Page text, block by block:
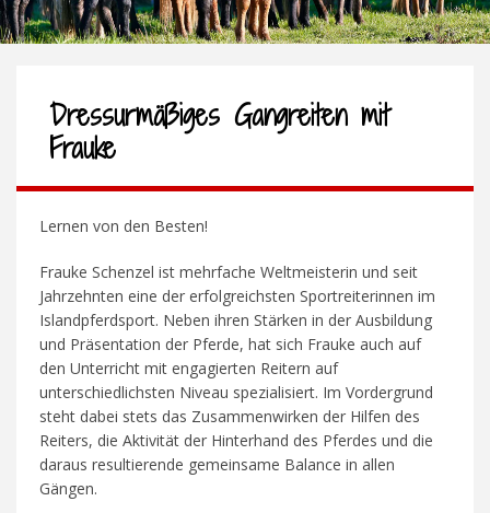
Dressurmäßiges Gangreiten mit
Frauke
Lernen von den Besten!
Frauke Schenzel ist mehrfache Weltmeisterin und seit
Jahrzehnten eine der erfolgreichsten Sportreiterinnen im
Islandpferdsport. Neben ihren Stärken in der Ausbildung
und Präsentation der Pferde, hat sich Frauke auch auf
den Unterricht mit engagierten Reitern auf
unterschiedlichsten Niveau spezialisiert. Im Vordergrund
steht dabei stets das Zusammenwirken der Hilfen des
Reiters, die Aktivität der Hinterhand des Pferdes und die
daraus resultierende gemeinsame Balance in allen
Gängen.